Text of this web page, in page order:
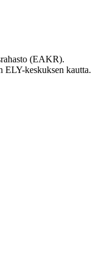
(EAKR).
ELY-keskuksen kautta.